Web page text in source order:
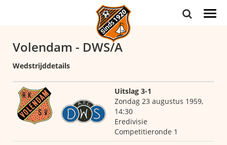
Volendam - DWS/A
Wedstrijddetails
Uitslag 3-1
Zondag 23 augustus 1959,
14:30
Eredivisie
Competitieronde 1